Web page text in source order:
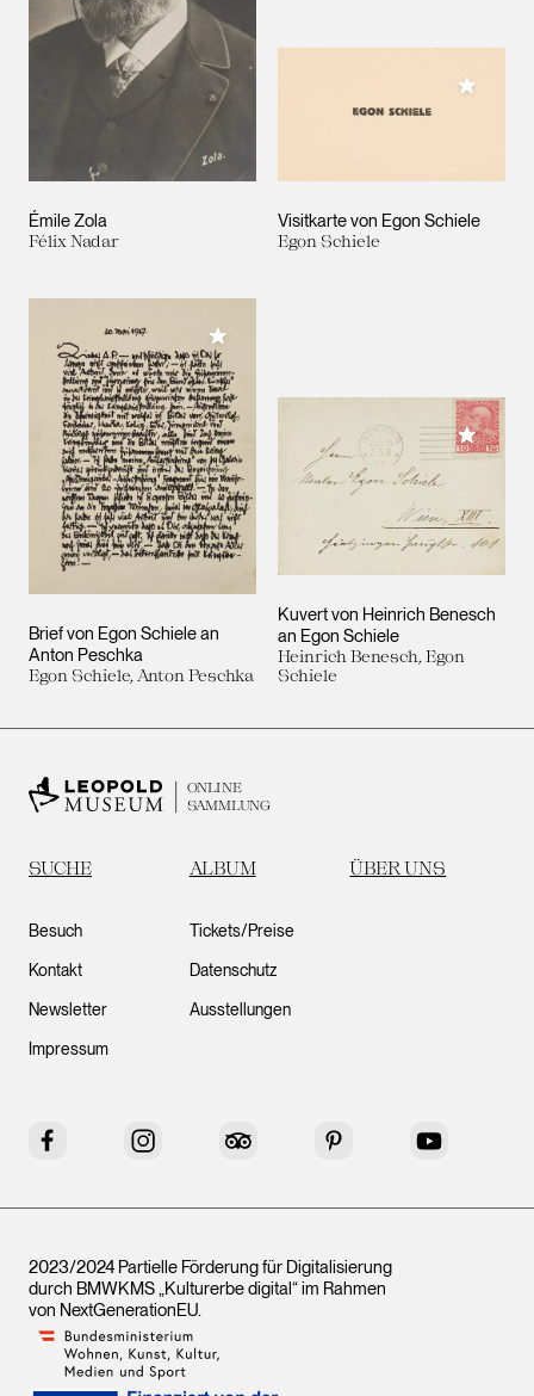
Émile Zola
Félix Nadar
Visitkarte von Egon Schiele
Egon Schiele
Meiner
Brief von Egon Schiele an
Anton Peschka
Egon Schiele, Anton Peschka
Meiner Sammlung hinzufügen
Kuvert von Heinrich Benesch
an Egon Schiele
Heinrich Benesch, Egon
Schiele
Meiner
ONLINE
SAMMLUNG
SUCHE ALBUM ÜBER UNS
Besuch
Kontakt
Newsletter
Impressum
Tickets/Preise
Datenschutz
Ausstellungen
Facebook Instagram Tripadvisor Pinterest YouTube
2023/2024 Partielle Förderung für Digitalisierung
durch BMWKMS „Kulturerbe digital“ im Rahmen
von NextGenerationEU.